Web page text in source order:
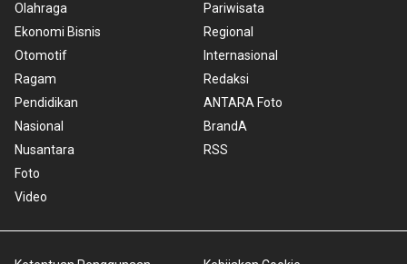
Olahraga
Ekonomi Bisnis
Otomotif
Ragam
Pendidikan
Nasional
Nusantara
Foto
Video
Pariwisata
Regional
Internasional
Redaksi
ANTARA Foto
BrandA
RSS